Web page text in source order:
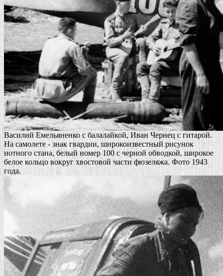
Василий Емельяненко с балалайкой, Иван Чернец с гитарой.
На самолете - знак гвардии, широкоизвестный рисунок
нотного стана, белый номер 100 с черной обводкой, широкое
белое кольцо вокруг хвостовой части фюзеляжа. Фото 1943
года.